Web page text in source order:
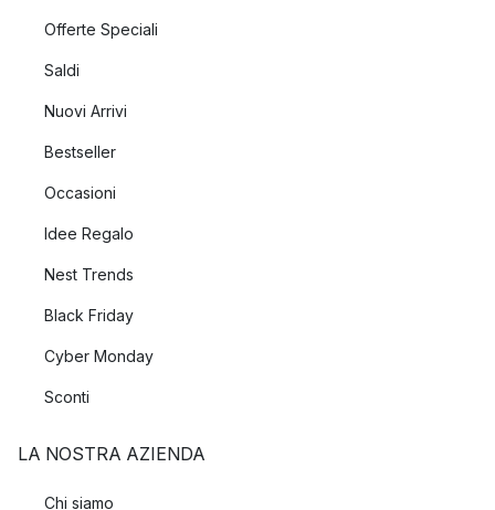
Offerte Speciali
Saldi
Nuovi Arrivi
Bestseller
Occasioni
Idee Regalo
Nest Trends
Black Friday
Cyber Monday
Sconti
LA NOSTRA AZIENDA
Chi siamo